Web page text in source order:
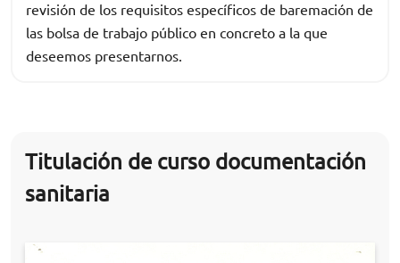
revisión de los requisitos específicos de baremación de
las bolsa de trabajo público en concreto a la que
deseemos presentarnos.
Titulación de curso documentación
sanitaria